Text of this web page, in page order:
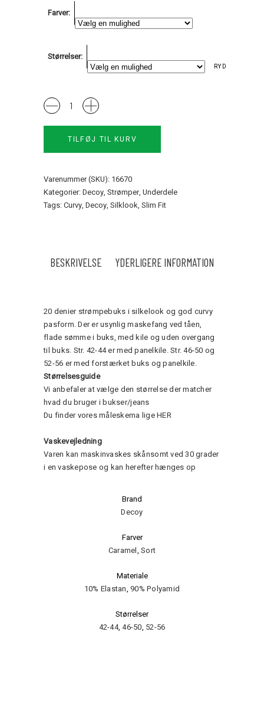
Farver
Størrelser
RYD
20
Denier
strømpebuks
quantityTILFØJ TIL KURV
Varenummer (SKU): 16670
Kategorier:Decoy, Strømper, Underdele
Tags:Curvy, Decoy, Silklook, Slim Fit
BESKRIVELSE YDERLIGERE INFORMATION
20 denier strømpebuks i silkelook og god curvy
pasform. Der er usynlig maskefang ved tåen,
flade sømme i buks, med kile og uden overgang
til buks. Str. 42-44 er med panelkile. Str. 46-50 og
52-56 er med forstærket buks og panelkile.
Størrelsesguide
Vi anbefaler at vælge den størrelse der matcher
hvad du bruger i bukser/jeans
Du finder vores måleskema ligeHER
Vaskevejledning
Varen kan maskinvaskes skånsomt ved 30 grader
i en vaskepose og kan herefter hænges op
Brand
Decoy
Farver
Caramel,Sort
Materiale
10% Elastan,90% Polyamid
Størrelser
42-44,46-50, 52-56